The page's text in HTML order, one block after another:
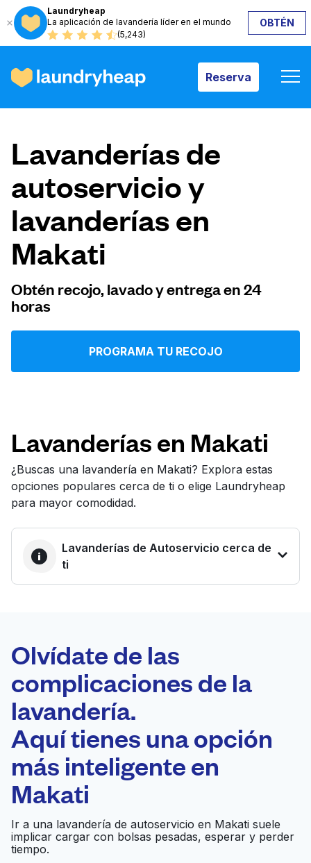
Laundryheap
La aplicación de lavandería líder en el mundo
(5,243)
OBTÉN
Reserva
Reserva
Cómo funciona
Precios y servicios
Quiénes somos
Iniciar sesión
United States ES
Lavanderías de
autoservicio y
lavanderías en
Makati
Obtén recojo, lavado y entrega en 24
horas
PROGRAMA TU RECOJO
Lavanderías en Makati
¿Buscas una lavandería en Makati? Explora estas
opciones populares cerca de ti o elige Laundryheap
para mayor comodidad.
Lavanderías de Autoservicio cerca de
ti
Laundryheap.com
Programa tu recogida
0 min
Recojo y entrega
casa
Abierto 24/7
Cleaners
Ir al sitio web
Olvídate de las
complicaciones de la
lavandería.
Aquí tienes una opción
más inteligente en
Makati
Ir a una lavandería de autoservicio en Makati suele
implicar cargar con bolsas pesadas, esperar y perder
tiempo.